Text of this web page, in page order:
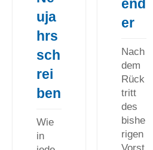
end
er
Nach
dem
Rück
tritt
des
bishe
rigen
uja
hrs
sch
rei
ben
Wie
in